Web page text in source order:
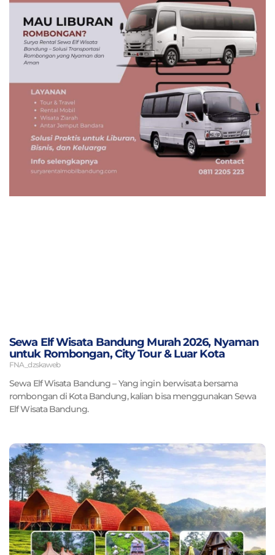
Sewa Elf Wisata Bandung Murah 2026, Nyaman
untuk Rombongan, City Tour & Luar Kota
FNA_dzskaweb
Sewa Elf Wisata Bandung – Yang ingin berwisata bersama
rombongan di Kota Bandung, kalian bisa menggunakan Sewa
Elf Wisata Bandung.